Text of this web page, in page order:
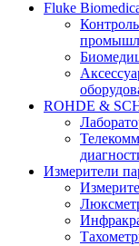
Fluke
ROHDE &
Измерители